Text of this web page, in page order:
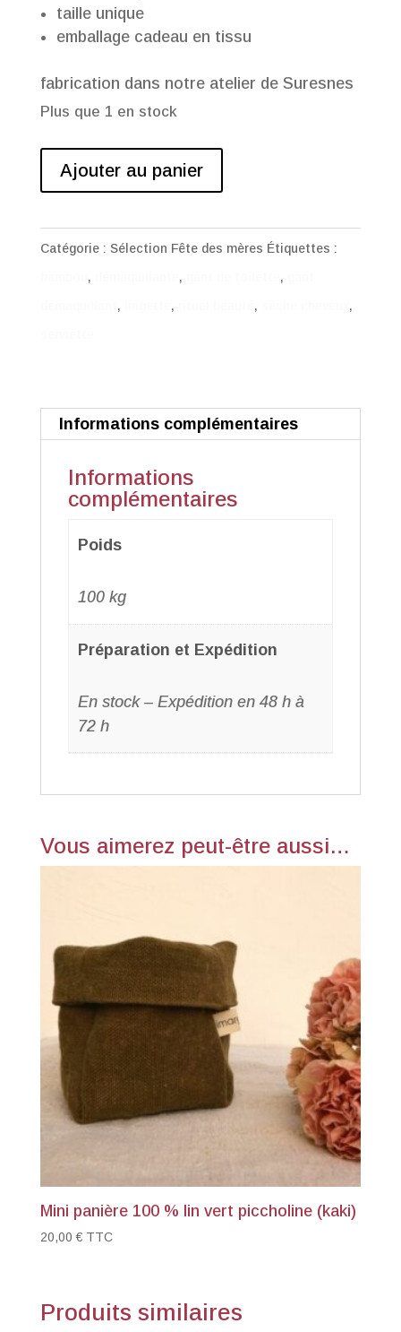
taille unique
emballage cadeau en tissu
fabrication dans notre atelier de Suresnes
Plus que 1 en stock
quantité
de
Serviette
vert
liberty
Ajouter au panier
Catégorie : Sélection Fête des mères Étiquettes :
, , ,
, , ,
,
Informations complémentaires
Informations
complémentaires
Poids
100 kg
Préparation et Expédition
En stock – Expédition en 48 h à
72 h
Vous aimerez peut-être aussi…
Mini panière 100 % lin vert piccholine (kaki)
20,00€ TTC
Produits similaires